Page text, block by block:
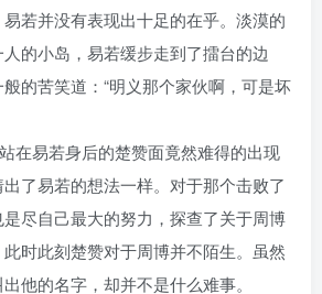
若并没有表现出十足的在乎。淡漠的
的小岛，易若缓步走到了擂台的边
的苦笑道：“明义那个家伙啊，可是坏
在易若身后的楚赞面竟然难得的出现
了易若的想法一样。对于那个击败了
尽自己最大的努力，探查了关于周博
时此刻楚赞对于周博并不陌生。虽然
他的名字，却并不是什么难事。